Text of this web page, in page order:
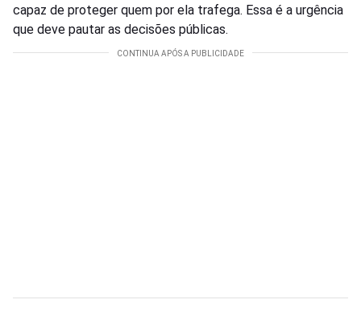
capaz de proteger quem por ela trafega. Essa é a urgência
que deve pautar as decisões públicas.